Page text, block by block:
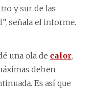
y sur de las
señala el informe.
una ola de calor,
deben
Es así que